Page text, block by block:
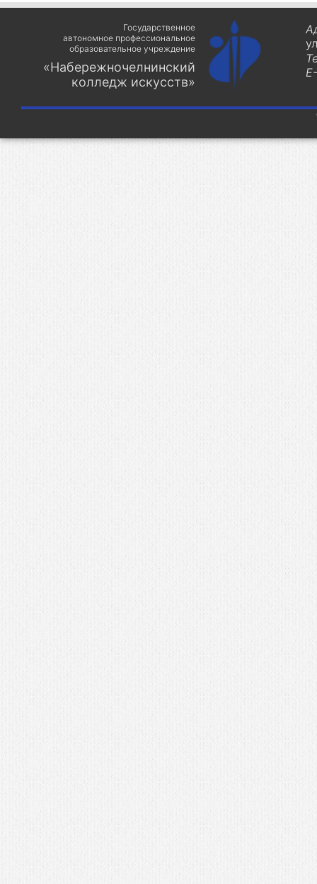
Государственное
автономное профессиональное
образовательное учреждение
«Набережночелнинский
колледж искусств»